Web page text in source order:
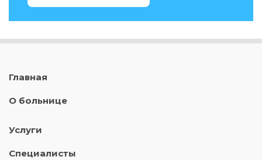
Главная
О больнице
Услуги
Специалисты